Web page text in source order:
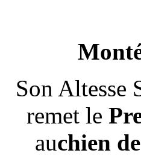
Son Altesse
remet le
auchien